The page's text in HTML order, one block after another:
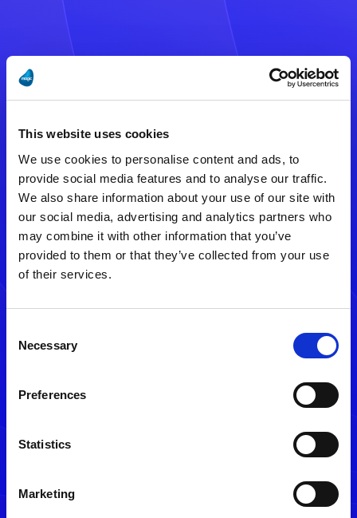
This website uses cookies
We use cookies to personalise content and ads, to
provide social media features and to analyse our traffic.
We also share information about your use of our site with
our social media, advertising and analytics partners who
may combine it with other information that you’ve
provided to them or that they’ve collected from your use
of their services.
Selection
Necessary
Preferences
Statistics
Marketing
注意事項
ある可能性があります。
メールアドレスをご確認のうえ、
再度手続きを行ってください。
メルマガ配信停止